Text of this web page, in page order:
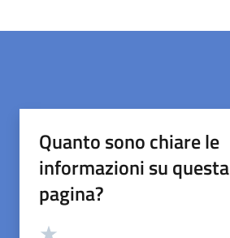
Quanto sono chiare le
informazioni su questa
pagina?
Valutazione